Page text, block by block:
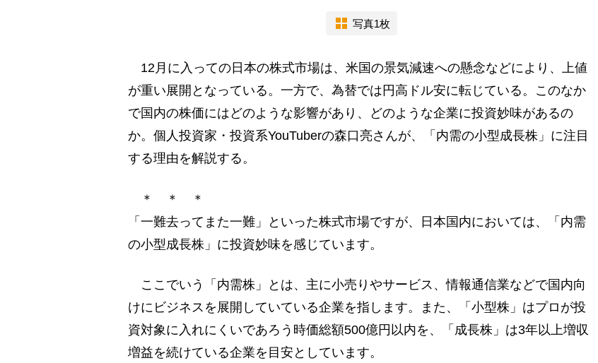
写真1枚
12月に入っての日本の株式市場は、米国の景気減速への懸念などにより、上値
が重い展開となっている。一方で、為替では円高ドル安に転じている。このなか
で国内の株価にはどのような影響があり、どのような企業に投資妙味があるの
か。個人投資家・投資系YouTuberの森口亮さんが、「内需の小型成長株」に注目
する理由を解説する。
＊ ＊ ＊
「一難去ってまた一難」といった株式市場ですが、日本国内においては、「内需
の小型成長株」に投資妙味を感じています。
ここでいう「内需株」とは、主に小売りやサービス、情報通信業などで国内向
けにビジネスを展開していている企業を指します。また、「小型株」はプロが投
資対象に入れにくいであろう時価総額500億円以内を、「成長株」は3年以上増収
増益を続けている企業を目安としています。